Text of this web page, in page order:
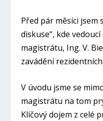
Před pár měsíci jsem
diskuse“, kde
magistrátu, Ing. V.
zavádění
V úvodu jsme se
magistrátu na tom
Klíčový dojem z celé